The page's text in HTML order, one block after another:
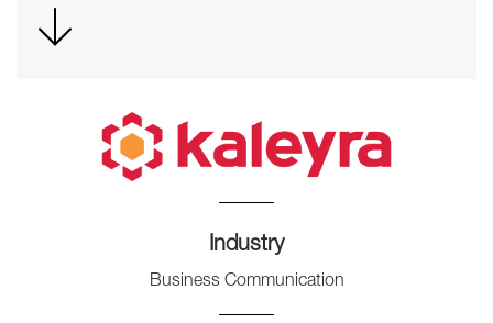
Industry
Business Communication